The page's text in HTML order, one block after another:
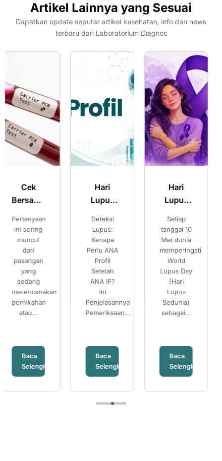
Artikel Lainnya yang Sesuai
Dapatkan update seputar artikel kesehatan, info dan news
terbaru dari Laboratorium Diagnos
Hari
Lupus
Kenali
Gejala
Lupus
dan
Pentingnya
Pemeriksaan
ANA IF
Deteksi
Lupus:
Kenapa
Perlu ANA
Profil
Setelah
ANA IF?
Ini
Penjelasannya
Pemeriksaan...
Baca
Selengkapnya
Hari
Lupus
Kenali
Gejala
Lupus
dan
Pentingnya
Pemeriksaan
ANA IF
Setiap
tanggal 10
Mei dunia
memperingati
World
Lupus Day
(Hari
Sedunia)
sebagai...
Baca
Selengkapnya
Kehamilan
Pilihan
Setelah
Mengetahui
Risiko
Thalassemia
Pilihan
Setelah
Mengetahui
Risiko
Thalassemia
Banyak
pasangan
kehamilan...
Baca